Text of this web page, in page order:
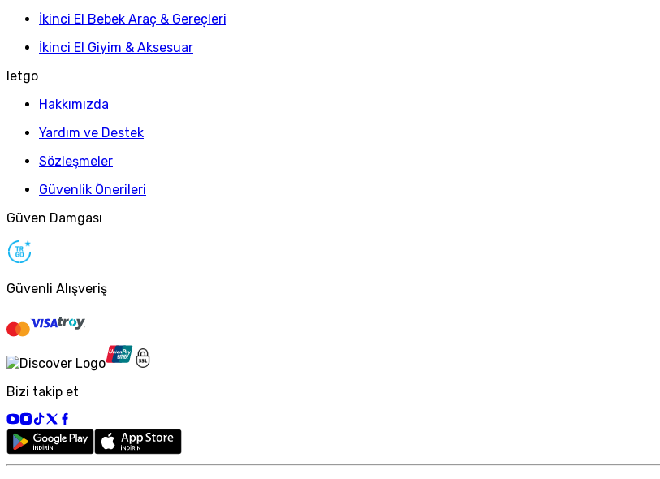
İkinci El Bebek Araç & Gereçleri
İkinci El Giyim & Aksesuar
letgo
Hakkımızda
Yardım ve Destek
Sözleşmeler
Güvenlik Önerileri
Güven Damgası
Güvenli Alışveriş
Bizi takip et